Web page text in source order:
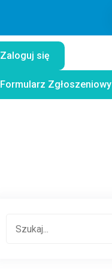
Zaloguj się
Formularz Zgłoszeniowy